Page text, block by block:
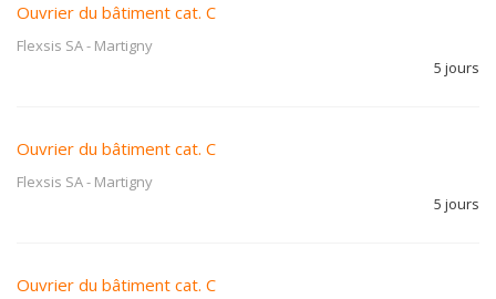
Ouvrier du bâtiment cat. C
Flexsis SA- Martigny
5 jours
Ouvrier du bâtiment cat. C
Flexsis SA- Martigny
5 jours
Ouvrier du bâtiment cat. C